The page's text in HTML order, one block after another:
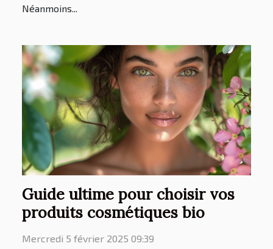
Néanmoins...
Guide ultime pour choisir vos
produits cosmétiques bio
Mercredi 5 février 2025 09:39